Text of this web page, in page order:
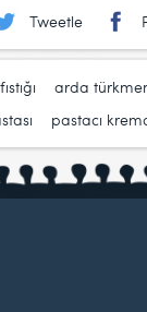
Tweetle
arda
pastacı